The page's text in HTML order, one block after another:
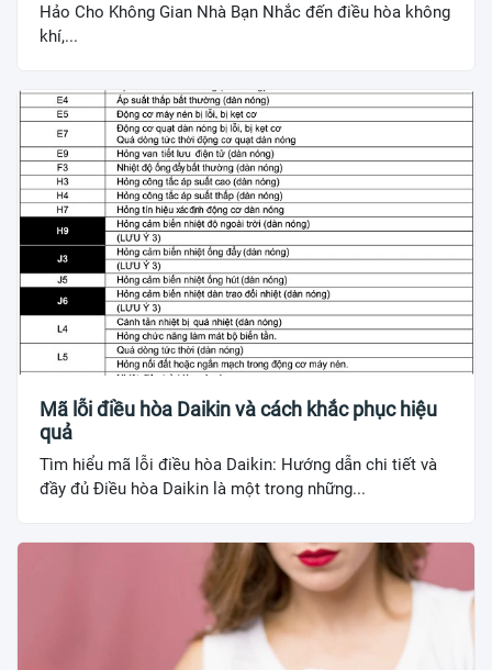
Hảo Cho Không Gian Nhà Bạn Nhắc đến điều hòa không
khí,...
Mã lỗi điều hòa Daikin và cách khắc phục hiệu
quả
Tìm hiểu mã lỗi điều hòa Daikin: Hướng dẫn chi tiết và
đầy đủ Điều hòa Daikin là một trong những...